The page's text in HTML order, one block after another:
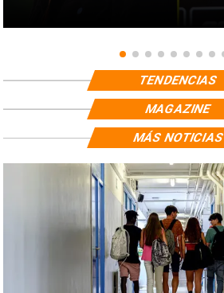
TENDENCIAS
MAGAZINE
MÁS NOTICIAS